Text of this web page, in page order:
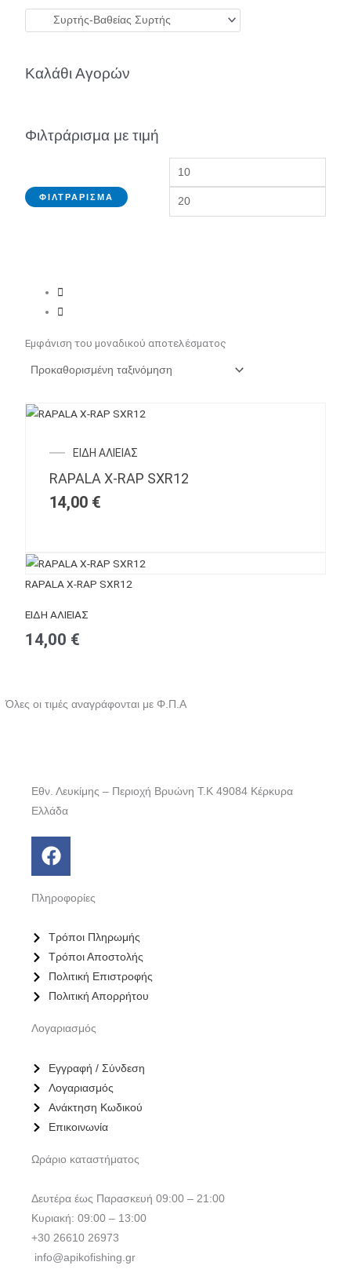
Καλάθι Αγορών
Φιλτράρισμα με τιμή
ΦΙΛΤΡΆΡΙΣΜΑ
Εμφάνιση του μοναδικού αποτελέσματος
ΕΙΔΗ ΑΛΙΕΙΑΣ
RAPALA X-RAP SXR12
14,00 €
RAPALA X-RAP SXR12
ΕΙΔΗ ΑΛΙΕΙΑΣ
14,00 €
Όλες οι τιμές αναγράφονται με Φ.Π.Α
Εθν. Λευκίμης – Περιοχή Βρυώνη T.K 49084 Κέρκυρα
Ελλάδα
F
a
e
o
o
k
Πληροφορίες
Τρόποι Πληρωμής
Τρόποι Αποστολής
Πολιτική Επιστροφής
Πολιτική Απορρήτου
Λογαριασμός
Εγγραφή / Σύνδεση
Λογαριασμός
Ανάκτηση Κωδικού
Επικοινωνία
Ωράριο καταστήματος
Δευτέρα έως Παρασκευή 09:00 – 21:00
Κυριακή: 09:00 – 13:00
+30 26610 26973
info@apikofishing.gr